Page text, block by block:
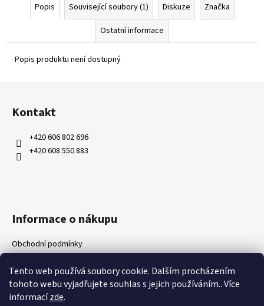
Tento web používá soubory cookie. Dalším procházením
tohoto webu vyjadřujete souhlas s jejich používáním.. Více
informacízde.
Popis Související soubory (1) Diskuze
Značka
Ostatní informace
Popis produktu není dostupný
Z
Kontakt
+420 606 802 696
+420 608 550 883
Informace o nákupu
Obchodní podmínky
Kontakty
Doprava a platby
Napište nám